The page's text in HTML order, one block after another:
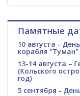
Памятные
10 августа -
корабля "Туман"
13-14 августа –
(Кольского
год)
5 сентября -